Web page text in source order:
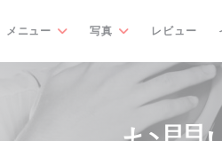
メニュー 写真 レビュー